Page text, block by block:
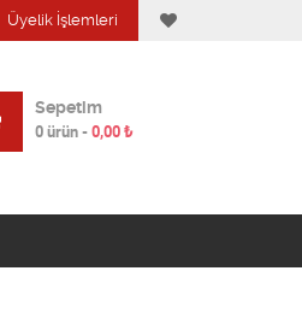
Üyelik İşlemleri
Sepetim
0 ürün - 0,00 ₺